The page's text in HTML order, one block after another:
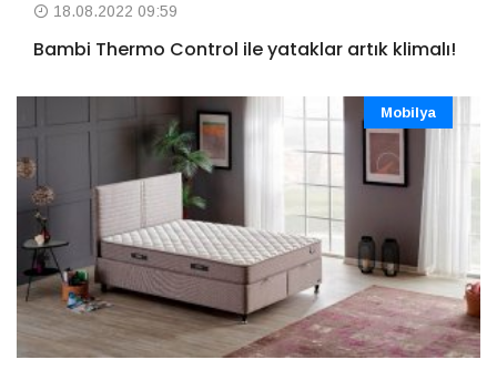
18.08.2022 09:59
Bambi Thermo Control ile yataklar artık klimalı!
Mobilya